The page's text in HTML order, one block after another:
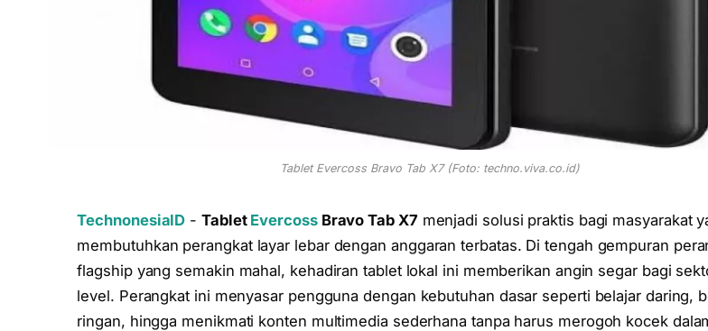
Tablet Evercoss Bravo Tab X7 (Foto: techno.viva.co.id)
TechnonesiaID -Tablet EvercossBravo Tab X7 menjadi solusi praktis bagi masyarakat
membutuhkan perangkat layar lebar dengan anggaran terbatas. Di tengah gempuran
flagship yang semakin mahal, kehadiran tablet lokal ini memberikan angin segar bagi
level. Perangkat ini menyasar pengguna dengan kebutuhan dasar seperti belajar daring,
ringan, hingga menikmati konten multimedia sederhana tanpa harus merogoh kocek